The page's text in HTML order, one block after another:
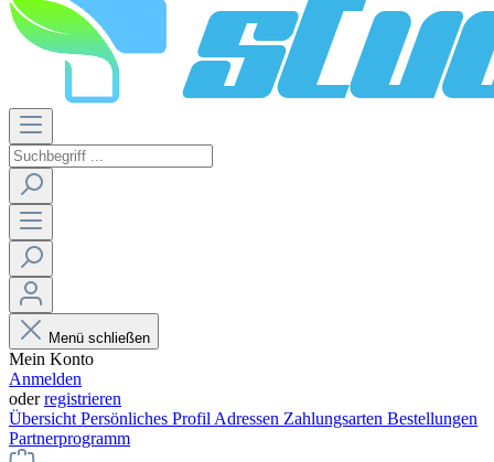
Menü schließen
Mein Konto
Anmelden
oderregistrieren
Übersicht Persönliches Profil Adressen Zahlungsarten Bestellungen
Partnerprogramm